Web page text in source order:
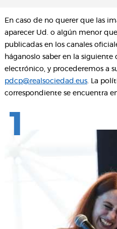
En caso de no querer que las
aparecer Ud. o algún menor
publicadas en los canales
háganoslo saber en la
electrónico, y procederemos a
pdcp@realsociedad.eus. La
correspondiente se encuentra
1